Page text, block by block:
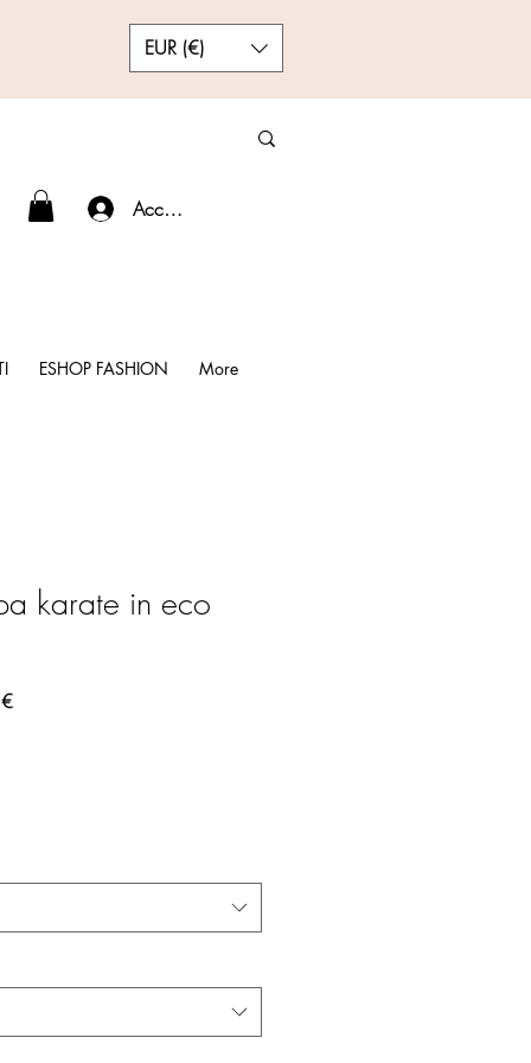
EUR (€)
Accedi
ESHOP FASHION More
karate in eco
Prezzo scontato